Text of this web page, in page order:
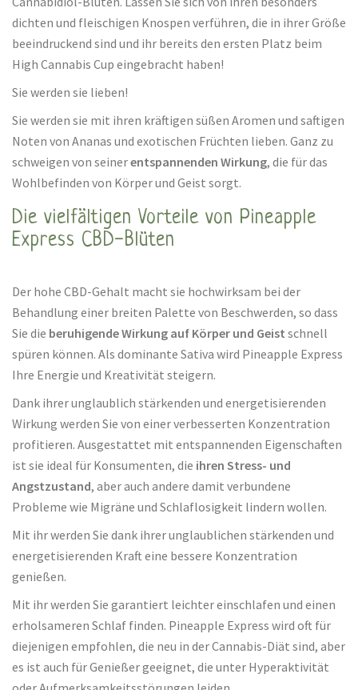
dichten und fleischigen Knospen verführen, die in ihrer Größe
beeindruckend sind und ihr bereits den ersten Platz beim
High Cannabis Cup eingebracht haben!
Sie werden sie lieben!
Sie werden sie mit ihren kräftigen süßen Aromen und saftigen
Noten von Ananas und exotischen Früchten lieben. Ganz zu
schweigen von seinerentspannenden Wirkung, die für das
Wohlbefinden von Körper und Geist sorgt.
Die vielfältigen Vorteile von Pineapple
Express CBD-Blüten
Der hohe CBD-Gehalt macht sie hochwirksam bei der
Behandlung einer breiten Palette von Beschwerden, so dass
Sie die beruhigende Wirkung auf Körper und Geist schnell
spüren können. Als dominante Sativa wird Pineapple Express
Ihre Energie und Kreativität steigern.
Dank ihrer unglaublich stärkenden und energetisierenden
Wirkung werden Sie von einer verbesserten Konzentration
profitieren. Ausgestattet mit entspannenden Eigenschaften
ist sie ideal für Konsumenten, die ihren Stress- und
Angstzustand, aber auch andere damit verbundene
Probleme wie Migräne und Schlaflosigkeit lindern wollen.
Mit ihr werden Sie dank ihrer unglaublichen stärkenden und
energetisierenden Kraft eine bessere Konzentration
genießen.
Mit ihr werden Sie garantiert leichter einschlafen und einen
erholsameren Schlaf finden. Pineapple Express wird oft für
diejenigen empfohlen, die neu in der Cannabis-Diät sind, aber
es ist auch für Genießer geeignet, die unter Hyperaktivität